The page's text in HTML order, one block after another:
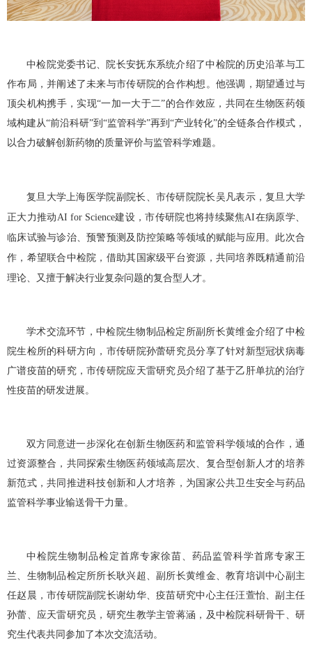
中检院党委书记、院长安抚东系统介绍了中检院的历史沿革与工
作布局，并阐述了未来与市传研院的合作构想。他强调，期望通过与
顶尖机构携手，实现“一加一大于二”的合作效应，共同在生物医药领
域构建从“前沿科研”到“监管科学”再到“产业转化”的全链条合作模式，
以合力破解创新药物的质量评价与监管科学难题。
复旦大学上海医学院副院长、市传研院院长吴凡表示，复旦大学
正大力推动 AI for Science建设，市传研院也将持续聚焦AI在病原学、
临床试验与诊治、预警预测及防控策略等领域的赋能与应用。此次合
作，希望联合中检院，借助其国家级平台资源，共同培养既精通前沿
理论、又擅于解决行业复杂问题的复合型人才。
学术交流环节，中检院生物制品检定所副所长黄维金介绍了中检
院生检所的科研方向，市传研院孙蕾研究员分享了针对新型冠状病毒
广谱疫苗的研究，市传研院应天雷研究员介绍了基于乙肝单抗的治疗
性疫苗的研发进展。
双方同意进一步深化在创新生物医药和监管科学领域的合作，通
过资源整合，共同探索生物医药领域高层次、复合型创新人才的培养
新范式，共同推进科技创新和人才培养，为国家公共卫生安全与药品
监管科学事业输送骨干力量。
中检院生物制品检定首席专家徐苗、药品监管科学首席专家王
兰、生物制品检定所所长耿兴超、副所长黄维金、教育培训中心副主
任赵晨，市传研院副院长谢幼华、疫苗研究中心主任汪萱怡、副主任
孙蕾、应天雷研究员，研究生教学主管蒋涵，及中检院科研骨干、研
究生代表共同参加了本次交流活动。